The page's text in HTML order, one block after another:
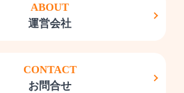
ABOUT
運営会社
CONTACT
お問合せ